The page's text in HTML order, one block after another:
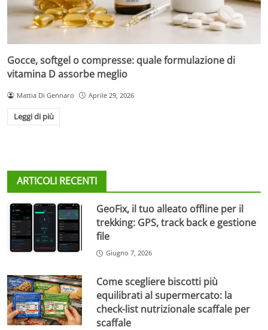
Gocce, softgel o compresse: quale formulazione di
vitamina D assorbe meglio
Mattia Di Gennaro Aprile 29, 2026
Leggi di più
ARTICOLI RECENTI
GeoFix, il tuo alleato offline per il
trekking: GPS, track back e gestione
file
Giugno 7, 2026
Come scegliere biscotti più
equilibrati al supermercato: la
check-list nutrizionale scaffale per
scaffale